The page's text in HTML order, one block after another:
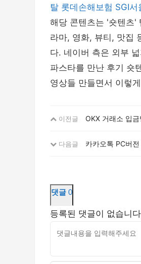
탈 롯데손해보험 SGI서
해당 콘텐츠는 '숏텐츠'
라마, 영화, 뷰티, 맛집
다. 네이버 측은 외부
파스타를 만난 후기 숏
영상들 만들면서 이렇
이전글 OKX 거래소 입
다음글 카카오톡 PC버
댓글 0
등록된 댓글이 없습니